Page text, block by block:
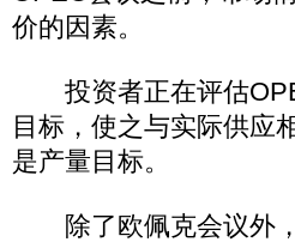
价的因素。
投资者正在评估
目标，使之与实际供应
是产量目标。
除了欧佩克会议外，